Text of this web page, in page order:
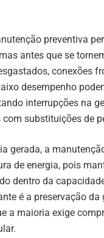
preventiva
antes que se
conexões
desempenho
interrupções na
substituições de
gerada, a
de energia, pois
dentro da
é a preservação da
a maioria exige